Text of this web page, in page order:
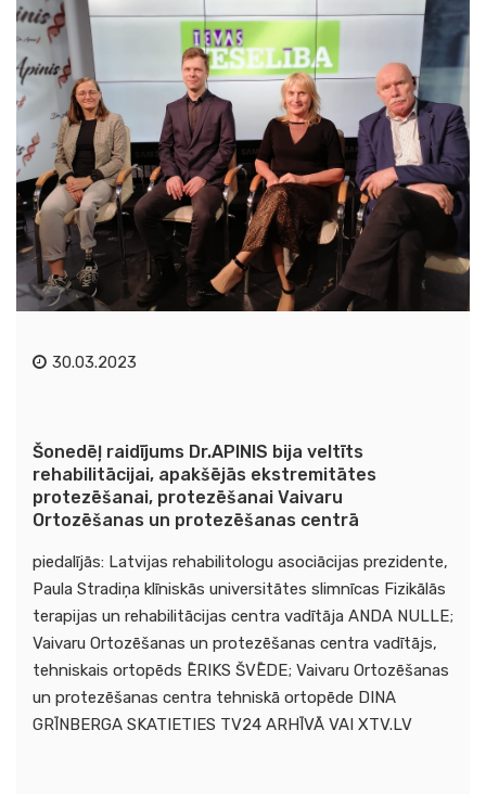
30.03.2023
Šonedēļ raidījums Dr.APINIS bija veltīts
rehabilitācijai, apakšējās ekstremitātes
protezēšanai, protezēšanai Vaivaru
Ortozēšanas un protezēšanas centrā
piedalījās: Latvijas rehabilitologu asociācijas prezidente,
Paula Stradiņa klīniskās universitātes slimnīcas Fizikālās
terapijas un rehabilitācijas centra vadītāja ANDA NULLE;
Vaivaru Ortozēšanas un protezēšanas centra vadītājs,
tehniskais ortopēds ĒRIKS ŠVĒDE; Vaivaru Ortozēšanas
un protezēšanas centra tehniskā ortopēde DINA
GRĪNBERGA SKATIETIES TV24 ARHĪVĀ VAI XTV.LV